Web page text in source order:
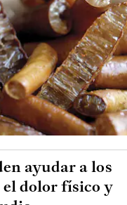
ayudar a los
el dolor físico y